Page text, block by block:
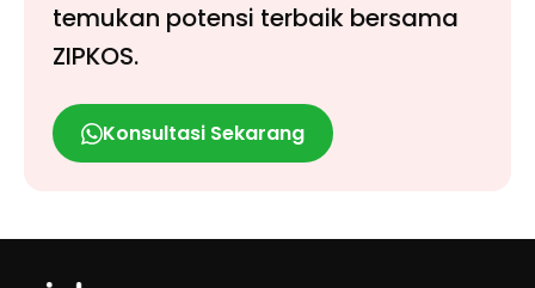
temukan potensi terbaik bersama
ZIPKOS.
Konsultasi Sekarang